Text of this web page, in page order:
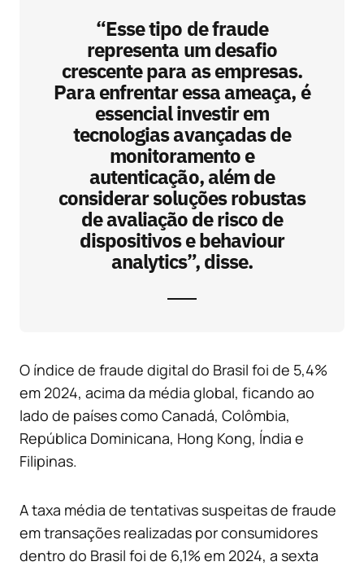
“Esse tipo de fraude
representa um desafio
crescente para as empresas.
Para enfrentar essa ameaça, é
essencial investir em
tecnologias avançadas de
monitoramento e
autenticação, além de
considerar soluções robustas
de avaliação de risco de
dispositivos e behaviour
analytics”, disse.
O índice de fraude digital do Brasil foi de 5,4%
em 2024, acima da média global, ficando ao
lado de países como Canadá, Colômbia,
República Dominicana, Hong Kong, Índia e
Filipinas.
A taxa média de tentativas suspeitas de fraude
em transações realizadas por consumidores
dentro do Brasil foi de 6,1% em 2024, a sexta